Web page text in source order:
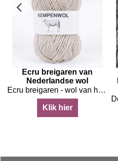
Ecru breigaren van
Nederlandse wol
Ecru breigaren - wol van het Kempische heideschaap
Klik hier